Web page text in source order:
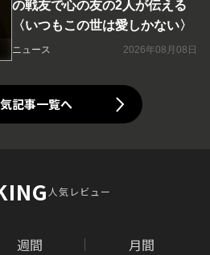
の戦友で心の友の2人が伝える
〈いつもこの世は愛しかない〉
ニュース 2026年08月08日
記事一覧へ
人気レビュー
週間 月間